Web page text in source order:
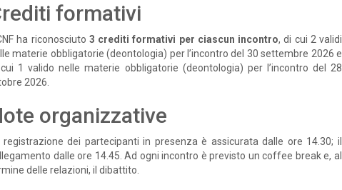
formativi
ha riconosciuto 3 crediti formativi per ciascun incontro, di cui 2 validi
materie obbligatorie (deontologia) per l’incontro del 30 settembre 2026 e
1 valido nelle materie obbligatorie (deontologia) per l’incontro del 28
2026.
organizzative
registrazione dei partecipanti in presenza è assicurata dalle ore 14.30; il
dalle ore 14.45. Ad ogni incontro è previsto un coffee break e, al
delle relazioni, il dibattito.